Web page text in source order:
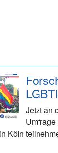
Jetzt an
Köln